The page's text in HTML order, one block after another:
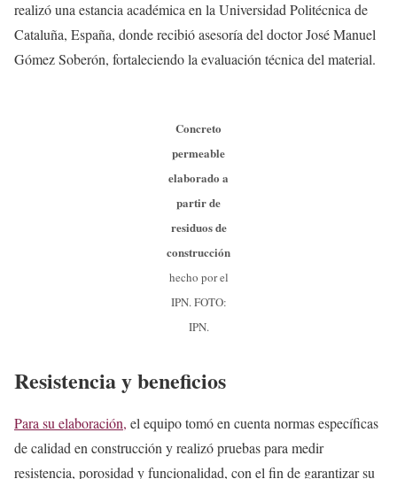
realizó una estancia académica en la Universidad Politécnica de
Cataluña, España, donde recibió asesoría del doctor José Manuel
Gómez Soberón, fortaleciendo la evaluación técnica del material.
Concreto
permeable
elaborado a
partir de
residuos de
construcción
hecho por el
IPN. FOTO:
IPN.
Resistencia y beneficios
Para su elaboración, el equipo tomó en cuenta normas específicas
de calidad en construcción y realizó pruebas para medir
resistencia, porosidad y funcionalidad, con el fin de garantizar su